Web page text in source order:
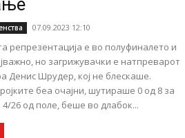
07.09.2023 12:10
репрезентација е во полуфиналето и
но загрижувачки е натпреварот
Денис Шрудер, кој не блескаше.
беа очајни, шутираше 0 од 8 за
26 од поле, беше во длабок...